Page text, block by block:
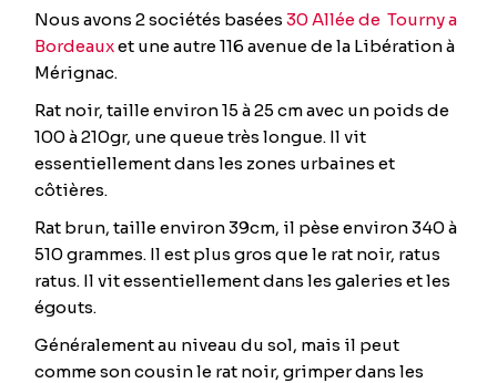
Nous avons 2 sociétés basées30 Allée de Tourny a
Bordeauxet une autre 116 avenue de la Libération à
Mérignac.
Rat noir, taille environ 15 à 25 cm avec un poids de
100 à 210gr, une queue très longue. Il vit
essentiellement dans les zones urbaines et
côtières.
Rat brun, taille environ 39cm, il pèse environ 340 à
510 grammes. Il est plus gros que le rat noir, ratus
ratus. Il vit essentiellement dans les galeries et les
égouts.
Généralement au niveau du sol, mais il peut
comme son cousin le rat noir, grimper dans les